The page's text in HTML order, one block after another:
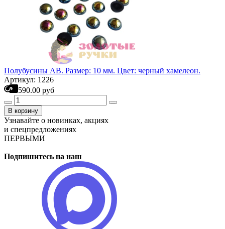
Полубусины АВ. Размер: 10 мм. Цвет: черный хамелеон.
Артикул: 1226
590.00 руб
В корзину
Узнавайте о новинках, акциях
и спецпредложениях
ПЕРВЫМИ
Подпишитесь на наш